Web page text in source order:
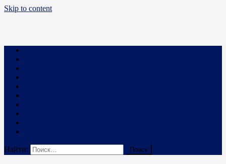
Skip to content
Business PRO
Новости про бизнес и не только
Найти: